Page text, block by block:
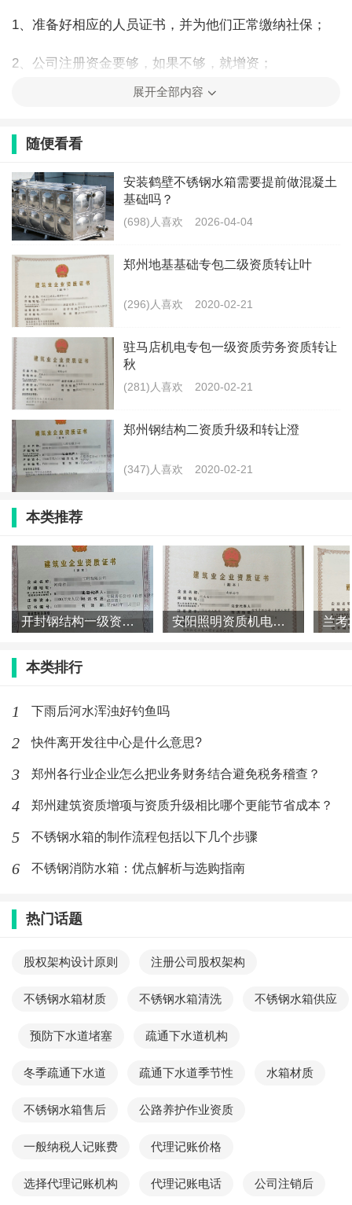
1、准备好相应的人员证书，并为他们正常缴纳社保；
2、公司注册资金要够，如果不够，就增资；
3、采购好相应的机械设备，有要采购凭票；
4、递交书面的申请材料。
带有钢结构施工资质的公司股权转让：
1、开封：房建三级、钢结构三级、地基基础三级、装修
装饰二级、幕墙二级、劳务，有安许证，包变更，可迁
出。
2、开封：房建三级、钢结构三级、环保三级、装修二
级、防水二级，模板脚手架，有安许证。
3、郑州：钢结构一级，包变更。
4、新乡：机电二级、钢结构二级、房建三级、市政三
级，有安许。
5、林州：房建二级、市政二级、钢结构二级、装修一
级、防水一级、劳务、模板、结构补强，有安许证。
构工程专业承包叁级、地基基础工程专业承包叁级”等，
施工用的“安全生产许可证”也已经办好了，现在公司股
有钢结构三级资质，上面还有钢结构一级资质，在接施
工项目时，一般是和房建二级资质配套的比较多一些，
房建二资质可以承接高度100米以下的楼房项目，钢结构
二级可以承接高度100米以下的钢结构项目。
清洗频率和水箱的材质有关
箱的费用大概是多少？
(844)人喜欢 2026-05-08
西安不锈钢水箱供应商,西安不锈钢水箱
展开全部内容
随便看看
安装鹤壁不锈钢水箱需要提前做混凝土
基础吗？
(698)人喜欢 2026-04-04
郑州地基基础专包二级资质转让叶
(296)人喜欢 2020-02-21
驻马店机电专包一级资质劳务资质转让
秋
(281)人喜欢 2020-02-21
郑州钢结构二资质升级和转让澄
(347)人喜欢 2020-02-21
本类推荐
开封钢结构一级资质转让开封钢结构贰级资质转让澄 ​安阳照明资质机电专包一级资质转让股权叶
本类排行
1 下雨后河水浑浊好钓鱼吗
2 快件离开发往中心是什么意思?
3 郑州各行业企业怎么把业务财务结合避免税务稽查？
4 郑州建筑资质增项与资质升级相比哪个更能节省成本？
5 不锈钢水箱的制作流程包括以下几个步骤
6 不锈钢消防水箱：优点解析与选购指南
热门话题
股权架构设计原则 注册公司股权架构
不锈钢水箱材质 不锈钢水箱清洗 不锈钢水箱供应
预防下水道堵塞 疏通下水道机构
冬季疏通下水道 疏通下水道季节性 水箱材质
不锈钢水箱售后 公路养护作业资质
一般纳税人记账费 代理记账价格
选择代理记账机构 代理记账电话 公司注销后